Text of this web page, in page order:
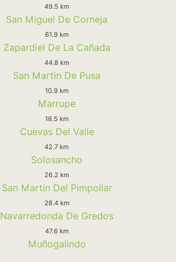
49.5 km
San Miguel De Corneja
61.9 km
Zapardiel De La Cañada
44.8 km
San Martin De Pusa
10.9 km
Marrupe
18.5 km
Cuevas Del Valle
42.7 km
Solosancho
26.2 km
San Martin Del Pimpollar
28.4 km
Navarredonda De Gredos
47.6 km
Muñogalindo